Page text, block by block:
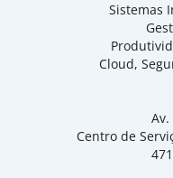
Sistemas
Cloud,
Centro de